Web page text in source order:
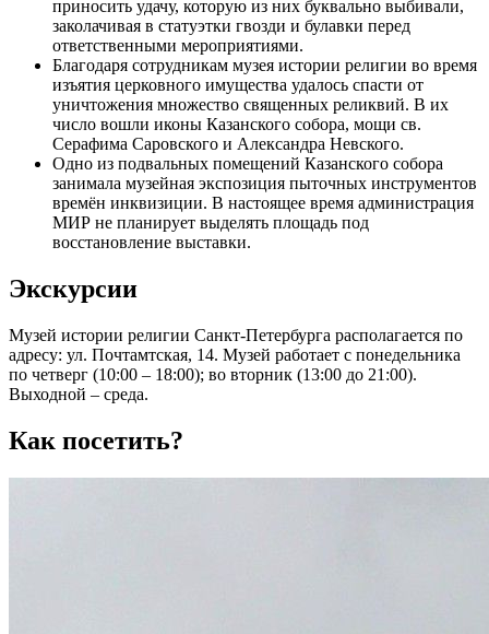
приносить удачу, которую из них буквально выбивали,
заколачивая в статуэтки гвозди и булавки перед
ответственными мероприятиями.
Благодаря сотрудникам музея истории религии во время
изъятия церковного имущества удалось спасти от
уничтожения множество священных реликвий. В их
число вошли иконы Казанского собора, мощи св.
Серафима Саровского и Александра Невского.
Одно из подвальных помещений Казанского собора
занимала музейная экспозиция пыточных инструментов
времён инквизиции. В настоящее время администрация
МИР не планирует выделять площадь под
восстановление выставки.
Экскурсии
Музей истории религии Санкт-Петербурга располагается по
адресу: ул. Почтамтская, 14. Музей работает с понедельника
по четверг (10:00 – 18:00); во вторник (13:00 до 21:00).
Выходной – среда.
Как посетить?